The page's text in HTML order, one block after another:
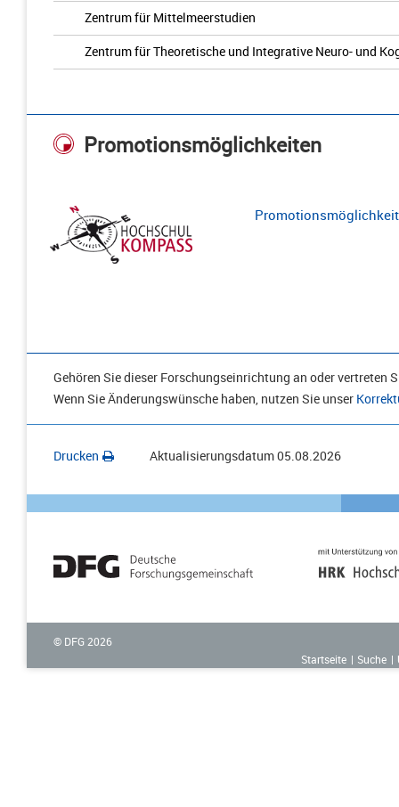
Zentrum für Mittelmeerstudien
Zentrum für Theoretische und Integrative Neuro- und
Promotionsmöglichkeiten
Gehören Sie dieser Forschungseinrichtung an oder vertreten
Wenn Sie Änderungswünsche haben, nutzen Sie unser
Drucken Aktualisierungsdatum05.08.2026
© DFG 2026
Startseite
Suche